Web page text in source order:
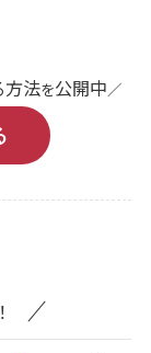
方法を公開中／